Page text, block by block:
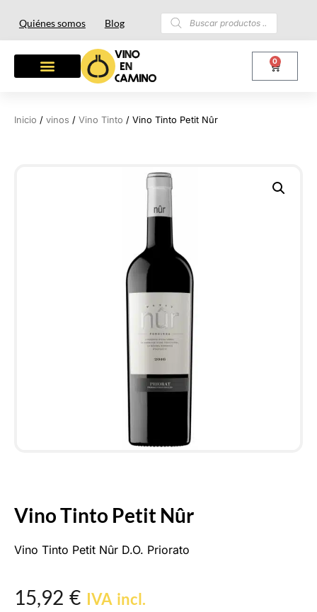
Quiénes somos Blog
0
Inicio / vinos / Vino Tinto / Vino Tinto Petit Nûr
Vino Tinto Petit Nûr
Vino Tinto Petit Nûr D.O. Priorato
15,92 € IVA incl.